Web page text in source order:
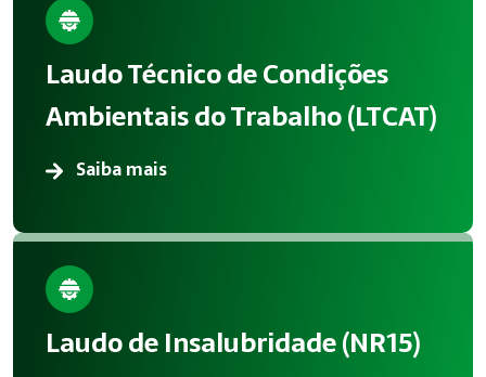
Laudo Técnico de Condições
Ambientais do Trabalho (LTCAT)
Saiba mais
Laudo de Insalubridade (NR15)